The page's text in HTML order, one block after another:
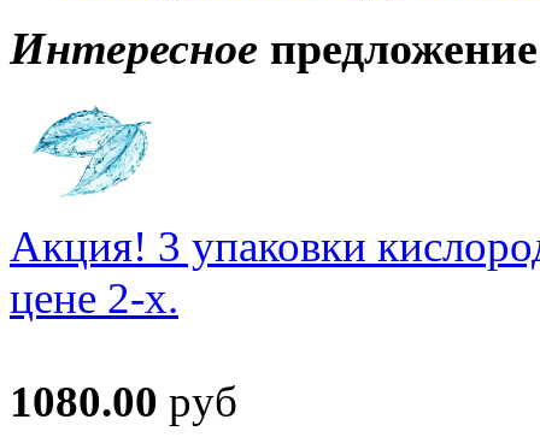
Интересное предложение
Акция! 3 упаковки
цене 2-х.
1080.00 руб